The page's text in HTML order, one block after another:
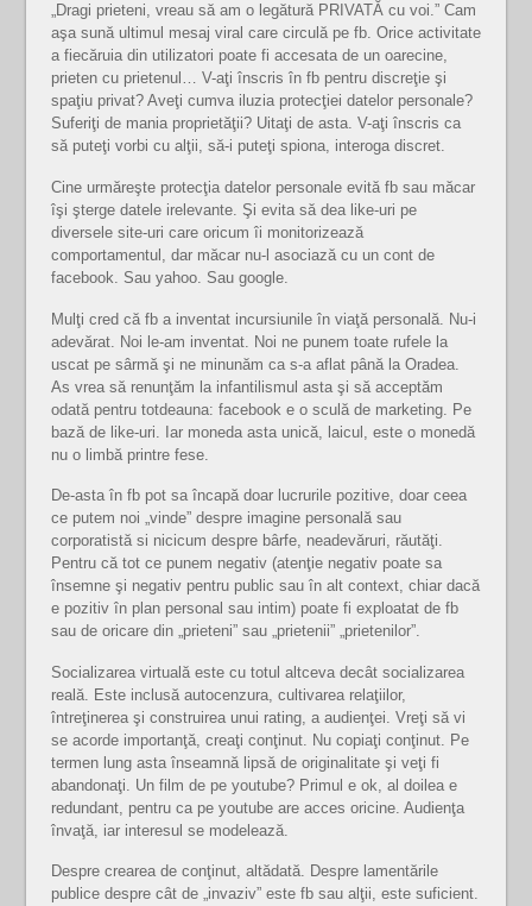
„Dragi prieteni, vreau să am o legătură PRIVATĂ cu voi.” Cam
aşa sună ultimul mesaj viral care circulă pe fb. Orice activitate
a fiecăruia din utilizatori poate fi accesata de un oarecine,
prieten cu prietenul… V-aţi înscris în fb pentru discreţie şi
spaţiu privat? Aveţi cumva iluzia protecţiei datelor personale?
Suferiţi de mania proprietăţii? Uitaţi de asta. V-aţi înscris ca
să puteţi vorbi cu alţii, să-i puteţi spiona, interoga discret.
Cine urmăreşte protecţia datelor personale evită fb sau măcar
îşi şterge datele irelevante. Şi evita să dea like-uri pe
diversele site-uri care oricum îi monitorizează
comportamentul, dar măcar nu-l asociază cu un cont de
facebook. Sau yahoo. Sau google.
Mulţi cred că fb a inventat incursiunile în viaţă personală. Nu-i
adevărat. Noi le-am inventat. Noi ne punem toate rufele la
uscat pe sârmă şi ne minunăm ca s-a aflat până la Oradea.
As vrea să renunţăm la infantilismul asta şi să acceptăm
odată pentru totdeauna: facebook e o sculă de marketing. Pe
bază de like-uri. Iar moneda asta unică, laicul, este o monedă
nu o limbă printre fese.
De-asta în fb pot sa încapă doar lucrurile pozitive, doar ceea
ce putem noi „vinde” despre imagine personală sau
corporatistă si nicicum despre bârfe, neadevăruri, răutăţi.
Pentru că tot ce punem negativ (atenţie negativ poate sa
însemne şi negativ pentru public sau în alt context, chiar dacă
e pozitiv în plan personal sau intim) poate fi exploatat de fb
sau de oricare din „prieteni” sau „prietenii” „prietenilor”.
Socializarea virtuală este cu totul altceva decât socializarea
reală. Este inclusă autocenzura, cultivarea relaţiilor,
întreţinerea şi construirea unui rating, a audienţei. Vreţi să vi
se acorde importanţă, creaţi conţinut. Nu copiaţi conţinut. Pe
termen lung asta înseamnă lipsă de originalitate şi veţi fi
abandonaţi. Un film de pe youtube? Primul e ok, al doilea e
redundant, pentru ca pe youtube are acces oricine. Audienţa
învaţă, iar interesul se modelează.
Despre crearea de conţinut, altădată. Despre lamentările
publice despre cât de „invaziv” este fb sau alţii, este suficient.